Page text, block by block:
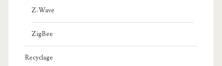
Z-Wave
ZigBee
Recyclage